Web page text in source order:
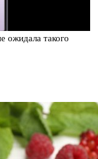
ожидала такого